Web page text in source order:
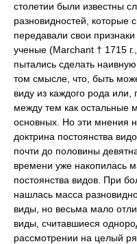
столетии были известны
разновидностей, которые
передавали свои
ученые (Marchant † 1715
пытались сделать
том смысле, что, быть
виду из каждого рода
между тем как остальные
основных. Но эти мнения
доктрина постоянства
почти до половины
времени уже накопилась
постоянства видов. При
нашлась масса
виды, но весьма мало
виды, считавшиеся
рассмотрении на целый